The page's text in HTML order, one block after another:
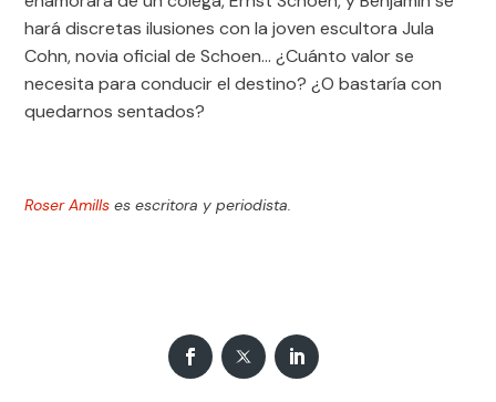
hará discretas ilusiones con la joven escultora Jula
Cohn, novia oficial de Schoen… ¿Cuánto valor se
necesita para conducir el destino? ¿O bastaría con
quedarnos sentados?
Roser Amills es escritora y periodista.